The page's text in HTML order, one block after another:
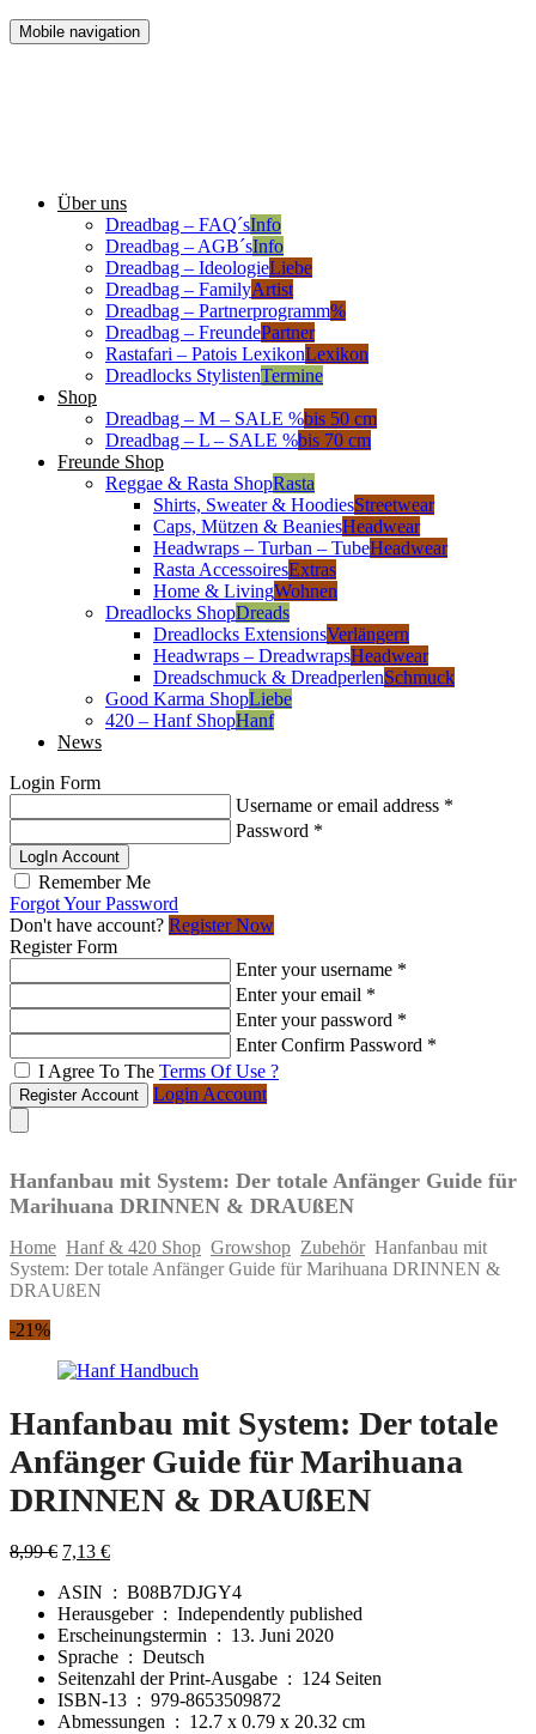
Mobile navigation
Über uns
Dreadbag – FAQ´sInfo
Dreadbag – AGB´sInfo
Dreadbag – IdeologieLiebe
Dreadbag – FamilyArtist
Dreadbag – Partnerprogramm%
Dreadbag – FreundePartner
Rastafari – Patois LexikonLexikon
Dreadlocks StylistenTermine
Shop
Dreadbag – M – SALE %bis 50 cm
Dreadbag – L – SALE %bis 70 cm
Freunde Shop
Reggae & Rasta ShopRasta
Shirts, Sweater & HoodiesStreetwear
Caps, Mützen & BeaniesHeadwear
Headwraps – Turban – TubeHeadwear
Rasta AccessoiresExtras
Home & LivingWohnen
Dreadlocks ShopDreads
Dreadlocks ExtensionsVerlängern
Headwraps – DreadwrapsHeadwear
Dreadschmuck & DreadperlenSchmuck
Good Karma ShopLiebe
420 – Hanf ShopHanf
News
Login Form
Username or email address *
Password *
LogIn Account
Remember Me
Forgot Your Password
Don't have account? Register Now
Register Form
Enter your username *
Enter your email *
Enter your password *
Enter Confirm Password *
I Agree To The Terms Of Use ?
Register Account Login Account
Hanfanbau mit System: Der totale Anfänger Guide für
Marihuana DRINNEN & DRAUßEN
Home Hanf & 420 Shop Growshop ZubehörHanfanbau mit
System: Der totale Anfänger Guide für Marihuana DRINNEN &
DRAUßEN
Skip
content
-21%
Hanfanbau mit System: Der totale
Anfänger Guide für Marihuana
DRINNEN & DRAUßEN
8,99€ Original
was:
8,99 €.
7,13 €Current
is:
7,13 €.
ASIN ‏ : ‎ B08B7DJGY4
Herausgeber ‏ : ‎ Independently published
Erscheinungstermin ‏ : ‎ 13. Juni 2020
Sprache ‏ : ‎ Deutsch
Seitenzahl der Print-Ausgabe ‏ : ‎ 124 Seiten
ISBN-13 ‏ : ‎ 979-8653509872
Abmessungen ‏ : ‎ 12.7 x 0.79 x 20.32 cm